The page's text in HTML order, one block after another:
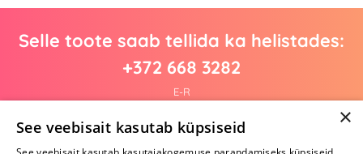
Selle toote saab tellida ka helistades:
+372 668 3282
E-R
×
See veebisait kasutab küpsiseid